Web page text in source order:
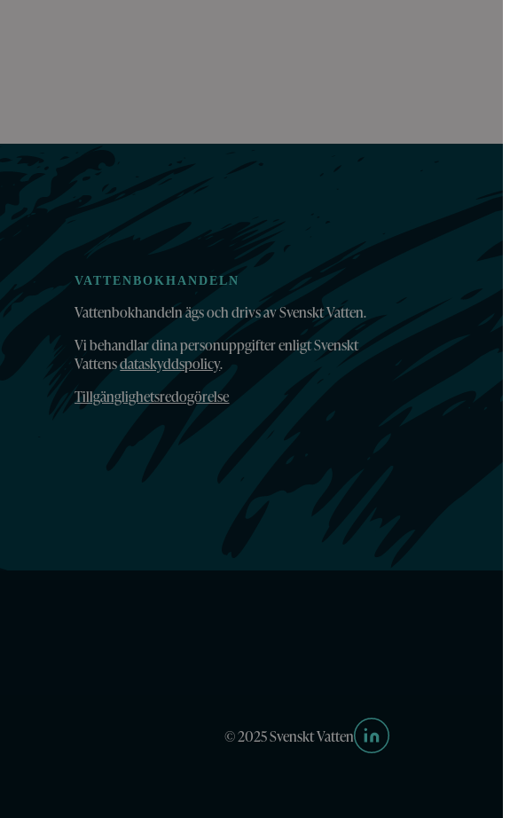
VATTENBOKHANDELN
Vattenbokhandeln ägs och drivs av Svenskt Vatten.
Vi behandlar dina personuppgifter enligt Svenskt
Vattensdataskyddspolicy.
Tillgänglighetsredogörelse
© 2025 Svenskt Vatten